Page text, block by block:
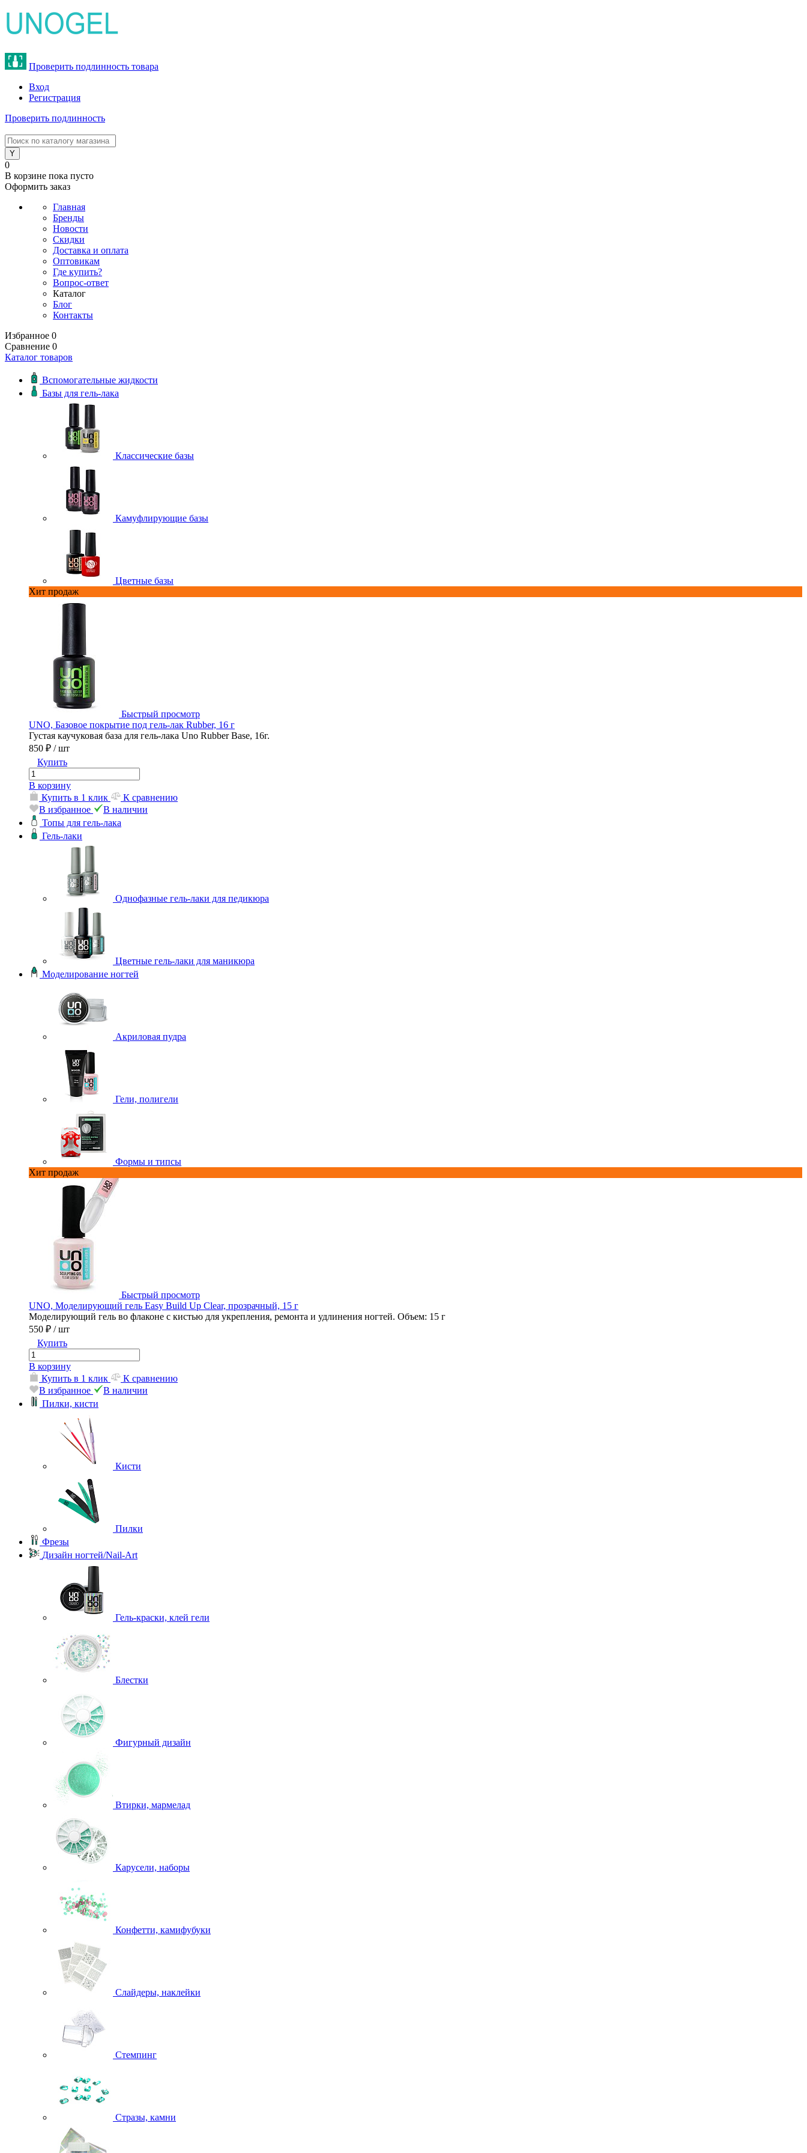
Проверить подлинность товара
Вход
Регистрация
Проверить подлинность
0
В корзине пока пусто
Оформить заказ
Главная
Бренды
Новости
Скидки
Доставка и оплата
Оптовикам
Где купить?
Вопрос-ответ
Каталог
Блог
Контакты
Избранное 0
Сравнение 0
Каталог товаров
Вспомогательные жидкости
Базы для гель-лака
Классические базы
Камуфлирующие базы
Цветные базы
Хит продаж
Быстрый просмотр
UNO, Базовое покрытие под гель-лак Rubber, 16 г
Густая каучуковая база для гель-лака Uno Rubber Base, 16г.
850 ₽ / шт
Купить
В корзину
Купить в 1 клик
К сравнению
В избранное
В наличии
Топы для гель-лака
Гель-лаки
Однофазные гель-лаки для педикюра
Цветные гель-лаки для маникюра
Моделирование ногтей
Акриловая пудра
Гели, полигели
Формы и типсы
Хит продаж
Быстрый просмотр
UNO, Моделирующий гель Easy Build Up Clear, прозрачный, 15 г
Моделирующий гель во флаконе с кистью для укрепления, ремонта и удлинения ногтей. Объем: 15 г
550 ₽ / шт
Купить
В корзину
Купить в 1 клик
К сравнению
В избранное
В наличии
Пилки, кисти
Кисти
Пилки
Фрезы
Дизайн ногтей/Nail-Art
Гель-краски, клей гели
Блестки
Фигурный дизайн
Втирки, мармелад
Карусели, наборы
Конфетти, камифубуки
Слайдеры, наклейки
Стемпинг
Стразы, камни